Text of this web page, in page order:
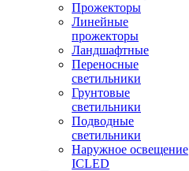
Прожекторы
Линейные
прожекторы
Ландшафтные
Переносные
светильники
Грунтовые
светильники
Подводные
светильники
Наружное освещение
ICLED